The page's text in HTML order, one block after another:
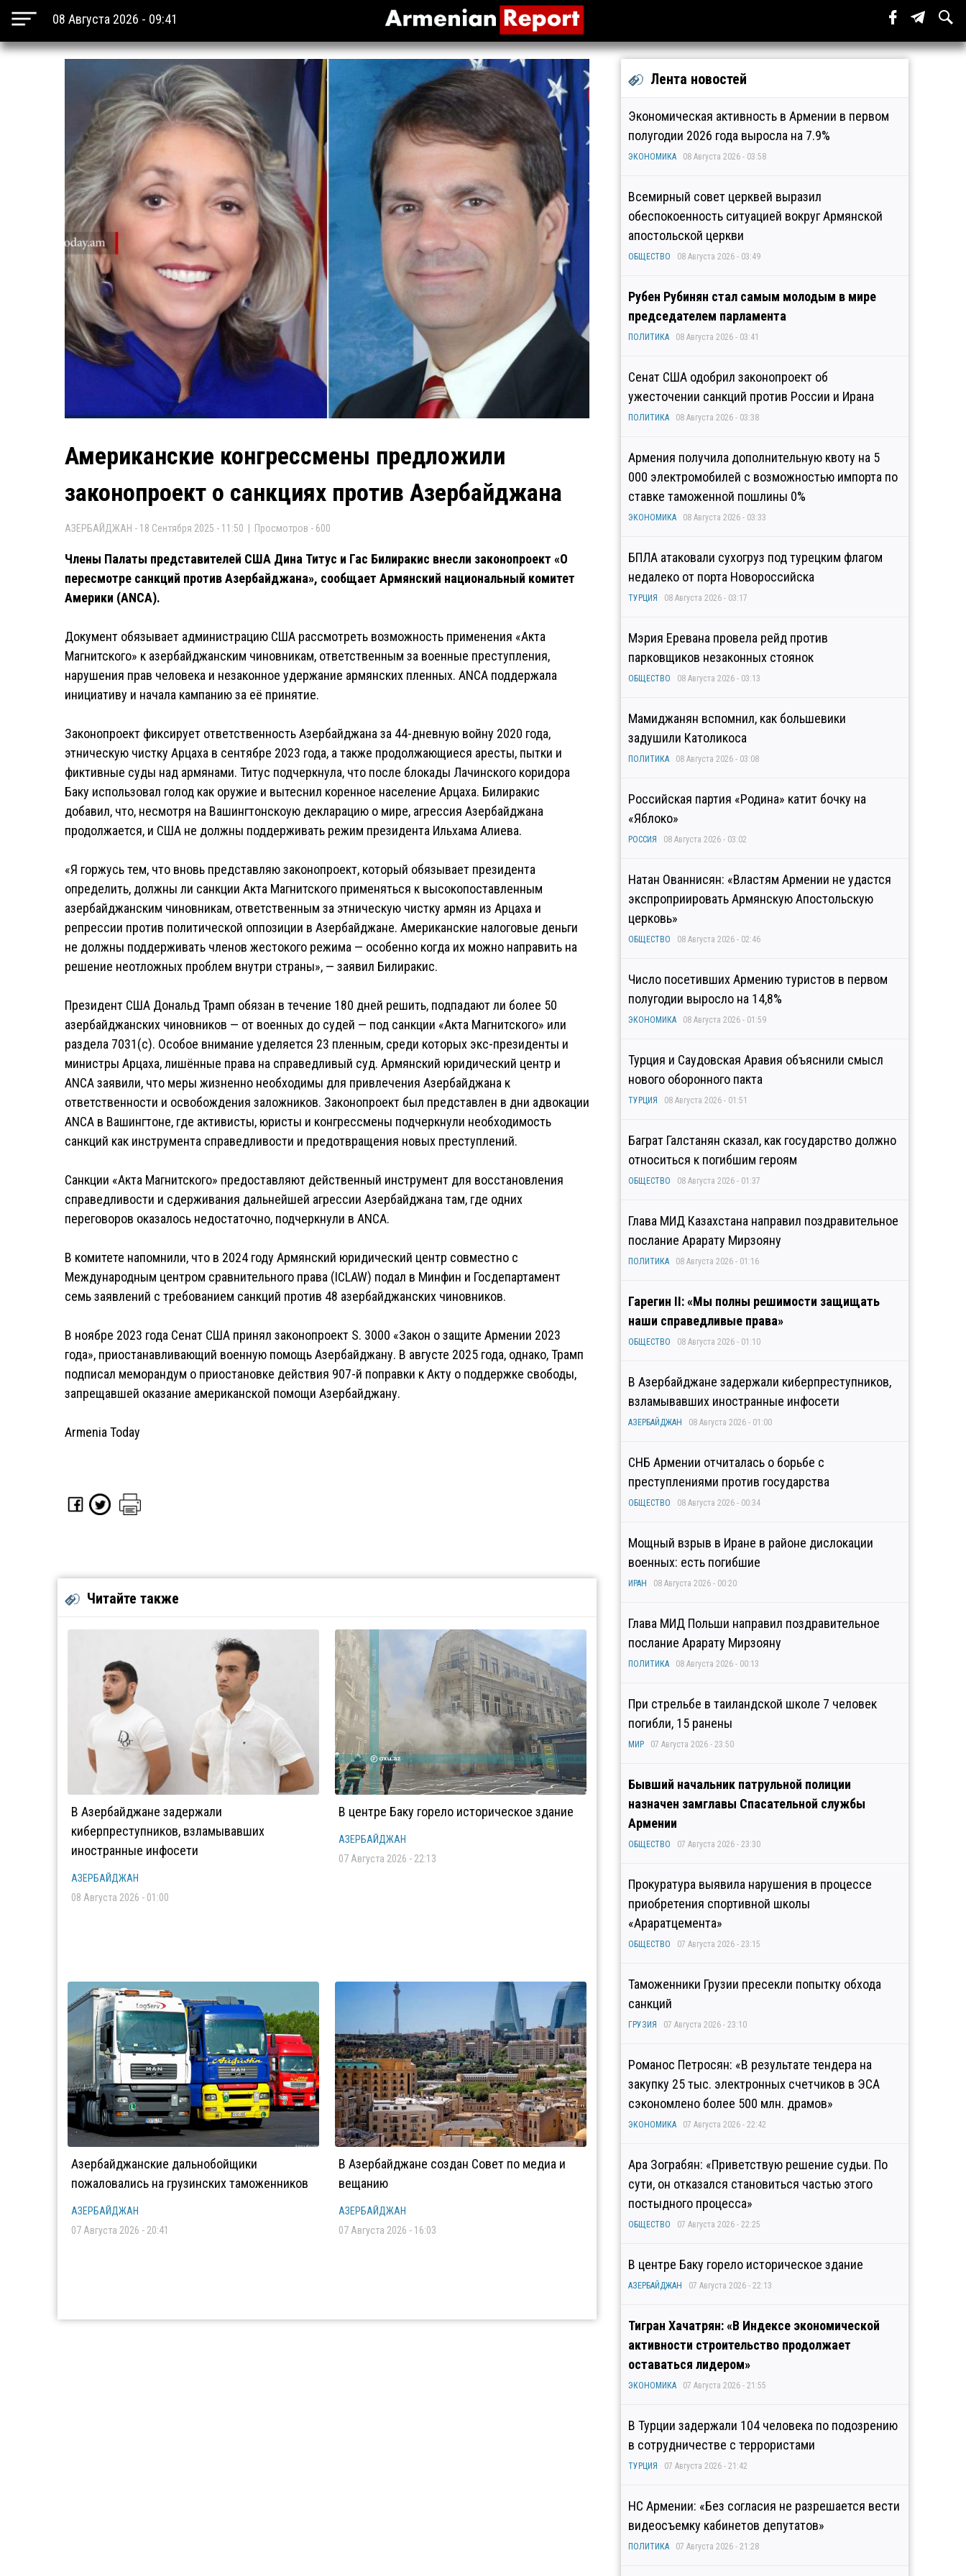
08 Августа 2026 - 09:41
Американские конгрессмены предложили
законопроект о санкциях против Азербайджана
АЗЕРБАЙДЖАН - 18 Сентября 2025 - 11:50 | Просмотров - 600
Члены Палаты представителей США Дина Титус и Гас Билиракис внесли законопроект «О
пересмотре санкций против Азербайджана», сообщает Армянский национальный комитет
Америки (ANCA).
Документ обязывает администрацию США рассмотреть возможность применения «Акта
Магнитского» к азербайджанским чиновникам, ответственным за военные преступления,
нарушения прав человека и незаконное удержание армянских пленных. ANCA поддержала
инициативу и начала кампанию за её принятие.
Законопроект фиксирует ответственность Азербайджана за 44-дневную войну 2020 года,
этническую чистку Арцаха в сентябре 2023 года, а также продолжающиеся аресты, пытки и
фиктивные суды над армянами. Титус подчеркнула, что после блокады Лачинского коридора
Баку использовал голод как оружие и вытеснил коренное население Арцаха. Билиракис
добавил, что, несмотря на Вашингтонскоую декларацию о мире, агрессия Азербайджана
продолжается, и США не должны поддерживать режим президента Ильхама Алиева.
«Я горжусь тем, что вновь представляю законопроект, который обязывает президента
определить, должны ли санкции Акта Магнитского применяться к высокопоставленным
азербайджанским чиновникам, ответственным за этническую чистку армян из Арцаха и
репрессии против политической оппозиции в Азербайджане. Американские налоговые деньги
не должны поддерживать членов жестокого режима — особенно когда их можно направить на
решение неотложных проблем внутри страны», — заявил Билиракис.
Президент США Дональд Трамп обязан в течение 180 дней решить, подпадают ли более 50
азербайджанских чиновников — от военных до судей — под санкции «Акта Магнитского» или
раздела 7031(c). Особое внимание уделяется 23 пленным, среди которых экс-президенты и
министры Арцаха, лишённые права на справедливый суд. Армянский юридический центр и
ANCA заявили, что меры жизненно необходимы для привлечения Азербайджана к
ответственности и освобождения заложников. Законопроект был представлен в дни адвокации
ANCA в Вашингтоне, где активисты, юристы и конгрессмены подчеркнули необходимость
санкций как инструмента справедливости и предотвращения новых преступлений.
Санкции «Акта Магнитского» предоставляют действенный инструмент для восстановления
справедливости и сдерживания дальнейшей агрессии Азербайджана там, где одних
переговоров оказалось недостаточно, подчеркнули в ANCA.
В комитете напомнили, что в 2024 году Армянский юридический центр совместно с
Международным центром сравнительного права (ICLAW) подал в Минфин и Госдепартамент
семь заявлений с требованием санкций против 48 азербайджанских чиновников.
В ноябре 2023 года Сенат США принял законопроект S. 3000 «Закон о защите Армении 2023
года», приостанавливающий военную помощь Азербайджану. В августе 2025 года, однако, Трамп
подписал меморандум о приостановке действия 907-й поправки к Акту о поддержке свободы,
запрещавшей оказание американской помощи Азербайджану.
Armenia Today
Читайте также
В Азербайджане задержали
киберпреступников, взламывавших
иностранные инфосети
АЗЕРБАЙДЖАН
08 Августа 2026 - 01:00
В центре Баку горело историческое здание
АЗЕРБАЙДЖАН
07 Августа 2026 - 22:13
Азербайджанские дальнобойщики
пожаловались на грузинских таможенников
АЗЕРБАЙДЖАН
07 Августа 2026 - 20:41
В Азербайджане создан Совет по медиа и
вещанию
АЗЕРБАЙДЖАН
07 Августа 2026 - 16:03
Лента новостей
Экономическая активность в Армении в первом
полугодии 2026 года выросла на 7.9%
ЭКОНОМИКА 08 Августа 2026 - 03:58
Всемирный совет церквей выразил
обеспокоенность ситуацией вокруг Армянской
апостольской церкви
ОБЩЕСТВО 08 Августа 2026 - 03:49
Рубен Рубинян стал самым молодым в мире
председателем парламента
ПОЛИТИКА 08 Августа 2026 - 03:41
Сенат США одобрил законопроект об
ужесточении санкций против России и Ирана
ПОЛИТИКА 08 Августа 2026 - 03:38
Армения получила дополнительную квоту на 5
000 электромобилей с возможностью импорта по
ставке таможенной пошлины 0%
ЭКОНОМИКА 08 Августа 2026 - 03:33
БПЛА атаковали сухогруз под турецким флагом
недалеко от порта Новороссийска
ТУРЦИЯ 08 Августа 2026 - 03:17
Мэрия Еревана провела рейд против
парковщиков незаконных стоянок
ОБЩЕСТВО 08 Августа 2026 - 03:13
Мамиджанян вспомнил, как большевики
задушили Католикоса
ПОЛИТИКА 08 Августа 2026 - 03:08
Российская партия «Родина» катит бочку на
«Яблоко»
РОССИЯ 08 Августа 2026 - 03:02
Натан Ованнисян: «Властям Армении не удастся
экспроприировать Армянскую Апостольскую
церковь»
ОБЩЕСТВО 08 Августа 2026 - 02:46
Число посетивших Армению туристов в первом
полугодии выросло на 14,8%
ЭКОНОМИКА 08 Августа 2026 - 01:59
Турция и Саудовская Аравия объяснили смысл
нового оборонного пакта
ТУРЦИЯ 08 Августа 2026 - 01:51
Баграт Галстанян сказал, как государство должно
относиться к погибшим героям
ОБЩЕСТВО 08 Августа 2026 - 01:37
Глава МИД Казахстана направил поздравительное
послание Арарату Мирзояну
ПОЛИТИКА 08 Августа 2026 - 01:16
Гарегин II: «Мы полны решимости защищать
наши справедливые права»
ОБЩЕСТВО 08 Августа 2026 - 01:10
В Азербайджане задержали киберпреступников,
взламывавших иностранные инфосети
АЗЕРБАЙДЖАН 08 Августа 2026 - 01:00
СНБ Армении отчиталась о борьбе с
преступлениями против государства
ОБЩЕСТВО 08 Августа 2026 - 00:34
Мощный взрыв в Иране в районе дислокации
военных: есть погибшие
ИРАН 08 Августа 2026 - 00:20
Глава МИД Польши направил поздравительное
послание Арарату Мирзояну
ПОЛИТИКА 08 Августа 2026 - 00:13
При стрельбе в таиландской школе 7 человек
погибли, 15 ранены
МИР 07 Августа 2026 - 23:50
Бывший начальник патрульной полиции
назначен замглавы Спасательной службы
Армении
ОБЩЕСТВО 07 Августа 2026 - 23:30
Прокуратура выявила нарушения в процессе
приобретения спортивной школы
«Араратцемента»
ОБЩЕСТВО 07 Августа 2026 - 23:15
Таможенники Грузии пресекли попытку обхода
санкций
ГРУЗИЯ 07 Августа 2026 - 23:10
Романос Петросян: «В результате тендера на
закупку 25 тыс. электронных счетчиков в ЭСА
сэкономлено более 500 млн. драмов»
ЭКОНОМИКА 07 Августа 2026 - 22:42
Ара Зограбян: «Приветствую решение судьи. По
сути, он отказался становиться частью этого
постыдного процесса»
ОБЩЕСТВО 07 Августа 2026 - 22:25
В центре Баку горело историческое здание
АЗЕРБАЙДЖАН 07 Августа 2026 - 22:13
Тигран Хачатрян: «В Индексе экономической
активности строительство продолжает
оставаться лидером»
ЭКОНОМИКА 07 Августа 2026 - 21:55
В Турции задержали 104 человека по подозрению
в сотрудничестве с террористами
ТУРЦИЯ 07 Августа 2026 - 21:42
НС Армении: «Без согласия не разрешается вести
видеосъемку кабинетов депутатов»
ПОЛИТИКА 07 Августа 2026 - 21:28